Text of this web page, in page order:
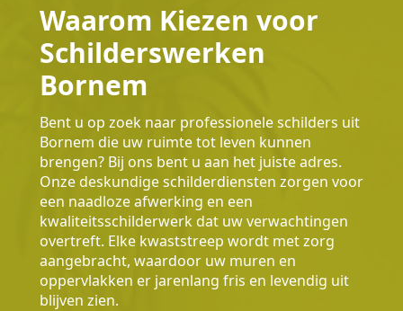
Waarom Kiezen voor
Schilderswerken
Bornem
Bent u op zoek naar professionele schilders uit
Bornem die uw ruimte tot leven kunnen
brengen? Bij ons bent u aan het juiste adres.
Onze deskundige schilderdiensten zorgen voor
een naadloze afwerking en een
kwaliteitsschilderwerk dat uw verwachtingen
overtreft. Elke kwaststreep wordt met zorg
aangebracht, waardoor uw muren en
oppervlakken er jarenlang fris en levendig uit
blijven zien.